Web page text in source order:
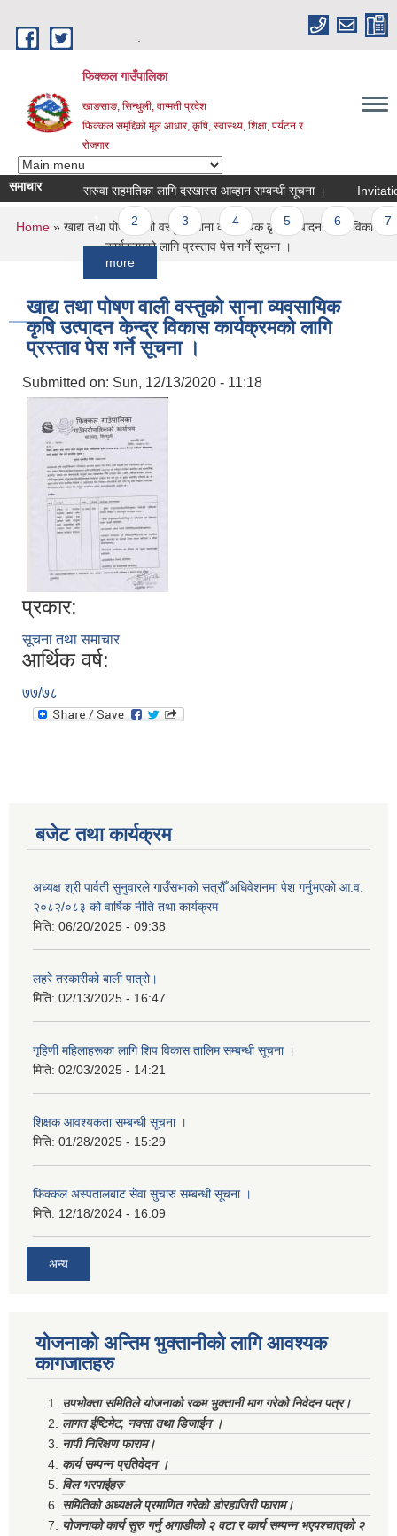
फिक्कल गाउँपालिका
खाङसाङ, सिन्धुली, वाग्मती प्रदेश
फिक्कल समृद्दिको मूल आधार, कृषि, स्वास्थ्य, शिक्षा, पर्यटन र
रोजगार
समाचार सरुवा सहमतिका लागि दरखास्त आव्हान सम्बन्धी सूचना । Invitation For
Pages
2 3 4 5 6 7
You are here
Home » खाद्य तथा पोषण वाली वस्तुको साना व्यवसायिक कृषि उत्पादन केन्द्र विकास
कार्यक्रमको लागि प्रस्ताव पेस गर्ने सूचना ।
खाद्य तथा पोषण वाली वस्तुको साना व्यवसायिक
कृषि उत्पादन केन्द्र विकास कार्यक्रमको लागि
प्रस्ताव पेस गर्ने सूचना ।
Submitted on: Sun, 12/13/2020 - 11:18
प्रकार:
सूचना तथा समाचार
आर्थिक वर्ष:
७७/७८
बजेट तथा कार्यक्रम
अध्यक्ष श्री पार्वती सुनुवारले गाउँसभाको सत्रौँ अधिवेशनमा पेश गर्नुभएको आ.व.
२०८२/०८३ को वार्षिक नीति तथा कार्यक्रम
मिति: 06/20/2025 - 09:38
लहरे तरकारीको बाली पात्रो।
मिति: 02/13/2025 - 16:47
गृहिणी महिलाहरूका लागि शिप विकास तालिम सम्बन्धी सूचना ‌।
मिति: 02/03/2025 - 14:21
शिक्षक आवश्यकता सम्बन्धी सूचना ।
मिति: 01/28/2025 - 15:29
फिक्कल अस्पतालबाट सेवा सुचारु सम्बन्धी सूचना ।
मिति: 12/18/2024 - 16:09
अन्य
योजनाको अन्तिम भुक्तानीको लागि आवश्यक
कागजातहरु
उपभोक्ता समितिले योजनाको रकम भुक्तानी माग गरेको निवेदन पत्र।
लागत ईष्टिमेट, नक्सा तथा डिजाईन ।
नापी निरिक्षण फाराम।
कार्य सम्पन्न प्रतिवेदन ।
विल भरपाईहरु
समितिको अध्यक्षले प्रमाणित गरेको डोरहाजिरी फाराम।
योजनाको कार्य सुरु गर्नु अगाडीको २ वटा र कार्य सम्पन्न भएपश्चात्‌को २